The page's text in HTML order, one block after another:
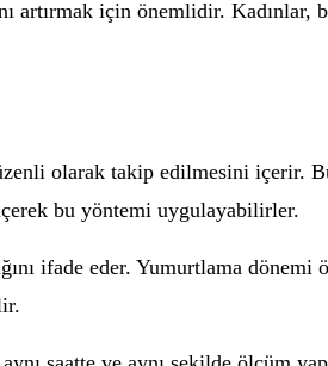
artırmak için önemlidir.
düzenli olarak takip edilmesini
bu yöntemi uygulayabilirler.
ifade eder. Yumurtlama